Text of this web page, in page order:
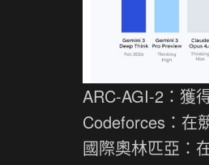
ARC-AGI-2：獲
Codeforces：在
國際奧林匹亞：